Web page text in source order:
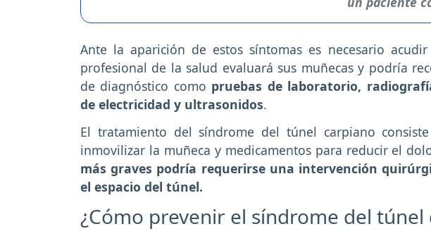
Ante la aparición de estos síntomas es necesario
profesional de la salud evaluará sus muñecas y podría
de diagnóstico como pruebas de laboratorio,
de electricidad y ultrasonidos.
El tratamiento del síndrome del túnel carpiano
inmovilizar la muñeca y medicamentos para reducir el
más graves podría requerirse una intervención
el espacio del túnel.
¿Cómo prevenir el síndrome del túnel